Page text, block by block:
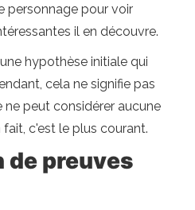
personnage pour voir
il en découvre.
hypothèse initiale qui
cela ne signifie pas
peut considérer aucune
c'est le plus courant.
de preuves